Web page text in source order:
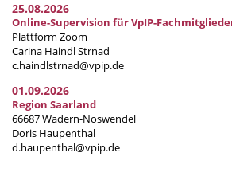
25.08.2026
Online-Supervision für VpIP-
Plattform Zoom
Carina Haindl Strnad
c.haindlstrnad@vpip.de
01.09.2026
Region Saarland
66687 Wadern-Noswendel
Doris Haupenthal
d.haupenthal@vpip.de